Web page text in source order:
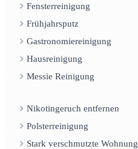
Fensterreinigung
Frühjahrsputz
Gastronomiereinigung
Hausreinigung
Messie Reinigung
Nikotingeruch entfernen
Polsterreinigung
Stark verschmutzte Wohnung